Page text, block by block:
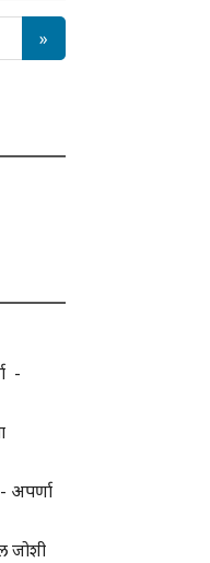
-
अपर्णा
जोशी